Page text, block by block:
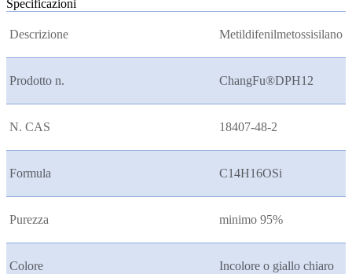
Specificazioni
Descrizione Metildifenilmetossisilano
Prodotto n. ChangFu®DPH12
N. CAS 18407-48-2
Formula C14H16OSi
Purezza minimo 95%
Colore Incolore o giallo chiaro